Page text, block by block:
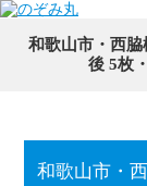
和歌山市・西
後 5枚
和歌山市・